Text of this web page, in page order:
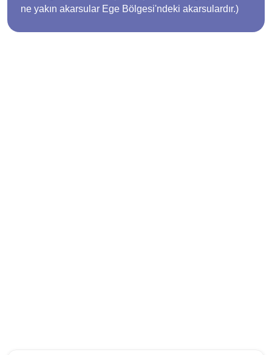
ne yakın akarsular Ege Bölgesi'ndeki akarsulardır.)